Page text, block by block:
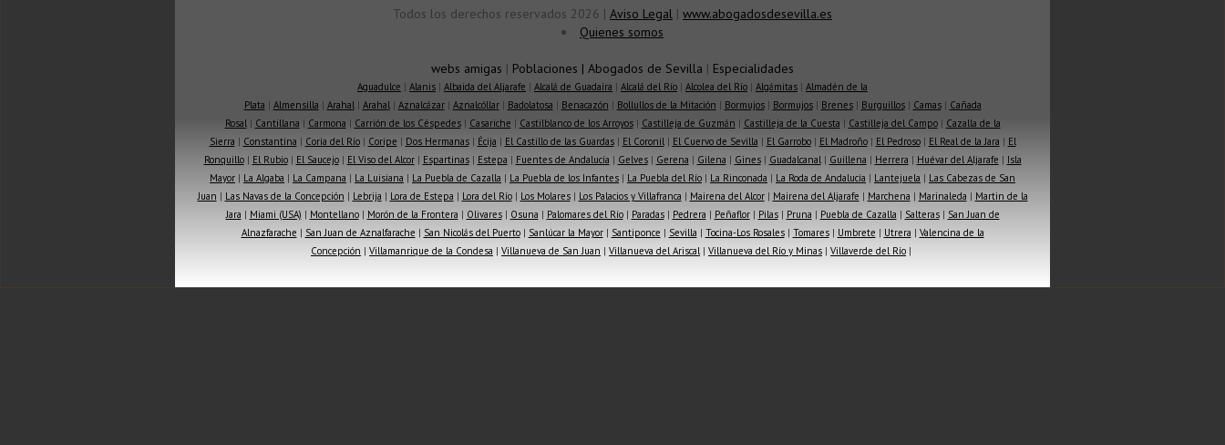
Todos los derechos reservados 2026 | Aviso Legal | www.abogadosdesevilla.es
Quienes somos
webs amigas | Poblaciones | Abogados de Sevilla | Especialidades
Aguadulce | Alanis | Albaida del Aljarafe | Alcalá de Guadaíra | Alcalá del Río | Alcolea del Río | Algámitas | Almadén de la
Plata | Almensilla | Arahal| Arahal| Aznalcázar| Aznalcóllar| Badolatosa | Benacazón | Bollullos de la Mitación | Bormujos| Bormujos| Brenes| Burguillos| Camas| Cañada
Rosal| Cantillana | Carmona | Carrión de los Céspedes| Casariche | Castilblanco de los Arroyos| Castilleja de Guzmán | Castilleja de la Cuesta | Castilleja del Campo| Cazalla de la
Sierra | Constantina | Coria del Río| Coripe | Dos Hermanas| Écija | El Castillo de las Guardas| El Coronil| El Cuervo de Sevilla | El Garrobo| El Madroño| El Pedroso| El Real de la Jara | El
Ronquillo| El Rubio| El Saucejo| El Viso del Alcor| Espartinas| Estepa | Fuentes de Andalucía | Gelves| Gerena | Gilena | Gines| Guadalcanal| Guillena | Herrera | Huévar del Aljarafe | Isla
Mayor | La Algaba | La Campana | La Luisiana | La Puebla de Cazalla | La Puebla de los Infantes | La Puebla del Río | La Rinconada | La Roda de Andalucía | Lantejuela | Las Cabezas de San
Juan | Las Navas de la Concepción | Lebrija | Lora de Estepa | Lora del Río| Los Molares| Los Palacios y Villafranca | Mairena del Alcor| Mairena del Aljarafe | Marchena | Marinaleda | Martin de la
Jara | Miami (USA) | Montellano| Morón de la Frontera | Olivares| Osuna | Palomares del Río| Paradas| Pedrera | Peñaflor| Pilas| Pruna | Puebla de Cazalla | Salteras| San Juan de
Alnazfarache | San Juan de Aznalfarache | San Nicolás del Puerto| Sanlúcar la Mayor| Santiponce | Sevilla | Tocina-Los Rosales| Tomares| Umbrete | Utrera | Valencina de la
Concepción | Villamanrique de la Condesa | Villanueva de San Juan | Villanueva del Ariscal| Villanueva del Río y Minas | Villaverde del Río |